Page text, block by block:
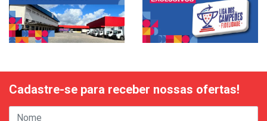
Cadastre-se para receber nossas ofertas!